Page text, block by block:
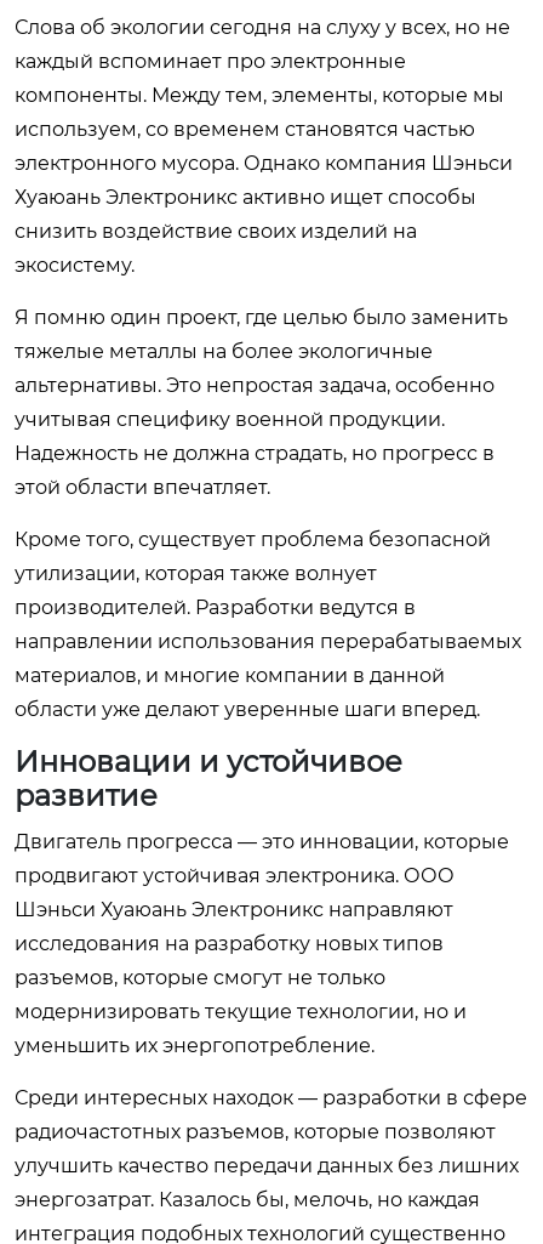
Слова об экологии сегодня на слуху у всех, но не
каждый вспоминает про электронные
компоненты. Между тем, элементы, которые мы
используем, со временем становятся частью
электронного мусора. Однако компания Шэньси
Хуаюань Электроникс активно ищет способы
снизить воздействие своих изделий на
экосистему.
Я помню один проект, где целью было заменить
тяжелые металлы на более экологичные
альтернативы. Это непростая задача, особенно
учитывая специфику военной продукции.
Надежность не должна страдать, но прогресс в
этой области впечатляет.
Кроме того, существует проблема безопасной
утилизации, которая также волнует
производителей. Разработки ведутся в
направлении использования перерабатываемых
материалов, и многие компании в данной
области уже делают уверенные шаги вперед.
Инновации и устойчивое
развитие
Двигатель прогресса — это инновации, которые
продвигают устойчивая электроника. ООО
Шэньси Хуаюань Электроникс направляют
исследования на разработку новых типов
разъемов, которые смогут не только
модернизировать текущие технологии, но и
уменьшить их энергопотребление.
Среди интересных находок — разработки в сфере
радиочастотных разъемов, которые позволяют
улучшить качество передачи данных без лишних
энергозатрат. Казалось бы, мелочь, но каждая
интеграция подобных технологий существенно